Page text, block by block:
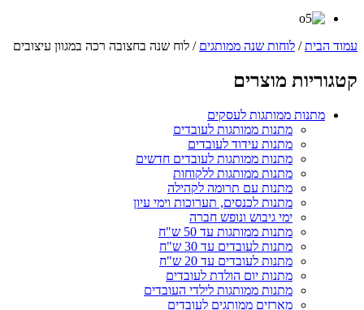
עמוד הבית/ לוחות שנה ממותגים / לוח שנה בחצובה רכה במגוון עיצובים
קטגוריות מוצרים
מתנות ממותגות לעסקים
מתנות ממותגות לעובדים
מתנות עידוד לעובדים
מתנות ממותגות לעובדים חדשים
מתנות ממותגות ללקוחות
מתנות עם תרומה לקהילה
מתנות לכנסים, תערוכות וימי עיון
ימי גיבוש ונופש חברה
מתנות ממותגות עד 50 ש"ח
מתנות לעובדים עד 30 ש"ח
מתנות לעובדים עד 20 ש"ח
מתנות יום הולדת לעובדים
מתנות ממותגות לילדי העובדים
מארזים ממותגים לעובדים